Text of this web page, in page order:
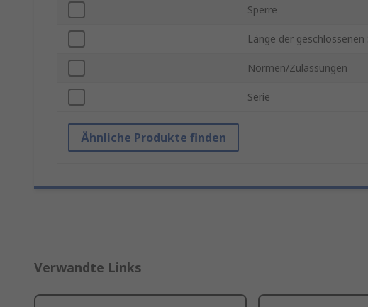
Sperre
Länge der geschlossenen
Normen/Zulassungen
Serie
Ähnliche Produkte finden
Verwandte Links